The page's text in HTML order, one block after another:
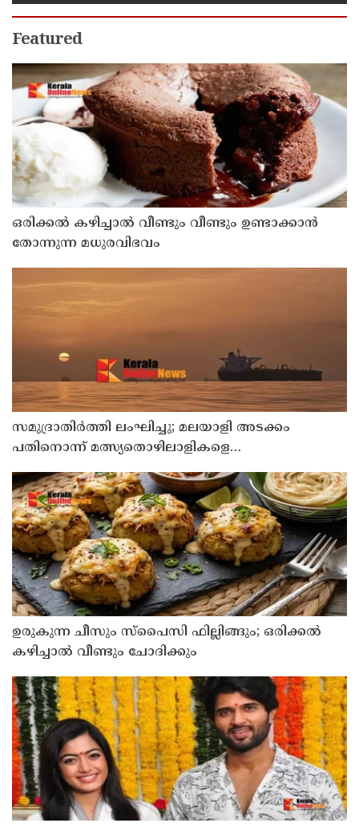
Featured
ഒരിക്കൽ കഴിച്ചാൽ വീണ്ടും വീണ്ടും ഉണ്ടാക്കാൻ
തോന്നുന്ന മധുരവിഭവം
സമുദ്രാതിർത്തി ലംഘിച്ചു; മലയാളി അടക്കം
പതിനൊന്ന് മത്സ്യതൊഴിലാളികളെ
ഉരുകുന്ന ചീസും സ്പൈസി ഫില്ലിങ്ങും; ഒരിക്കൽ
കഴിച്ചാൽ വീണ്ടും ചോദിക്കും